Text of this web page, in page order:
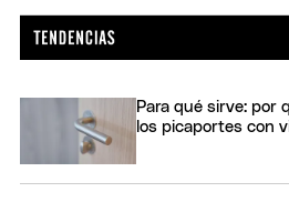
Para qué sirve: por
los picaportes con